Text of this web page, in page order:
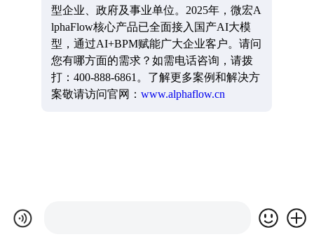
型企业、政府及事业单位。2025年，微宏A
lphaFlow核心产品已全面接入国产AI大模
型，通过AI+BPM赋能广大企业客户。请问
您有哪方面的需求？如需电话咨询，请拨
打：400-888-6861。了解更多案例和解决方
案敬请访问官网： www.alphaflow.cn